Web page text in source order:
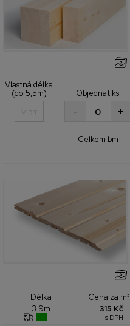
Vlastná délka
(do 5,5m)
Objednat ks
+
-
Celkem bm
Délka
3.9m
Cena za m²
315 Kč
s DPH